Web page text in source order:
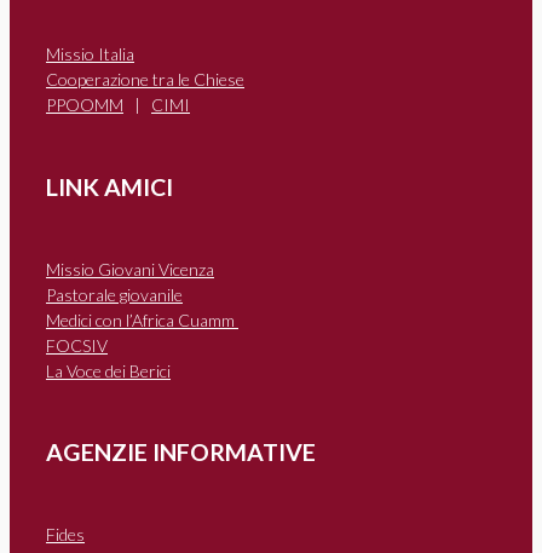
Missio Italia
Cooperazione tra le Chiese
PPOOMM | CIMI
LINK AMICI
Missio Giovani Vicenza
Pastorale giovanile
Medici con l’Africa Cuamm
FOCSIV
La Voce dei Berici
AGENZIE INFORMATIVE
Fides